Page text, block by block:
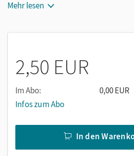
Als Naturforscher beobachten die
Frühling anzeigen. Grasfrosch,
Tagpfauenauge erwachen aus der
Mehr lesen
2,50 EUR
Im Abo:
0,00 EUR
Infos zum Abo
In den